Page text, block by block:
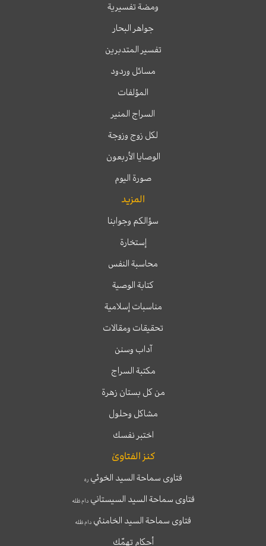
ومضة تفسيرية
جواهر البحار
تفسير المتدبرين
مسائل وردود
المؤلفات
السراج المنير
لكل زوج وزوجة
الوصايا الأربعون
صورة اليوم
المزيد
سؤالكم وجوابنا
إستخارة
محاسبة النفس
كتابة الوصية
مناسبات إسلامية
تحقيقات ومقالات
آداب وسنن
مكتبة السراج
من كل بستان زهرة
مشاكل وحلول
اختبر نفسك
كنز الفتاوىٰ
فتاوى سماحة السيد الخوئيره
فتاوى سماحة السيد السيستانيدام ظله
فتاوى سماحة السيد الخامنئي دام ظله
أحكام تهمّك